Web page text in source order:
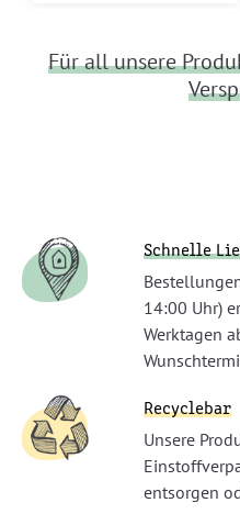
Für all unsere
Schnelle
14:00 Uhr)
Werktagen
Recyclebar
Unsere
entsorgen